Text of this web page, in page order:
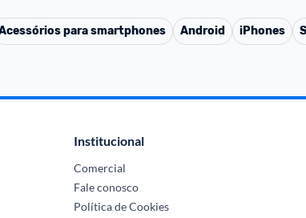
para smartphones Android iPhones
Institucional
Comercial
Fale conosco
Política de Cookies